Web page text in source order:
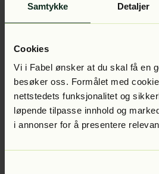
Samtykke Detaljer
Cookies
Vi i Fabel ønsker at du skal få en
besøker oss. Formålet med
nettstedets funksjonalitet og
løpende tilpasse innhold og
i annonser for å presentere